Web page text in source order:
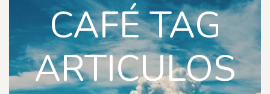
CAFÉ TAG
ARTICULOS